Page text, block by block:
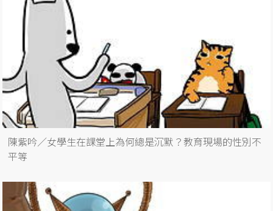
陳紫吟／女學生在課堂上為何總是沉默？教育現場的性別不
平等